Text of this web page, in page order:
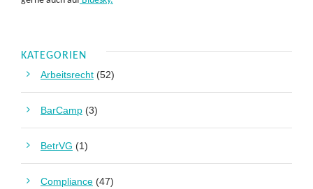
KATEGORIEN
Arbeitsrecht (52)
BarCamp (3)
BetrVG (1)
Compliance (47)